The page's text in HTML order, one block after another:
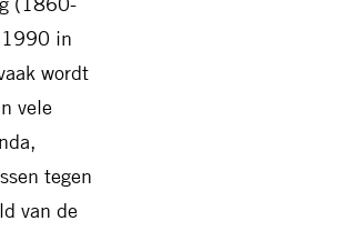
1990 in
wordt
vele
tegen
van de